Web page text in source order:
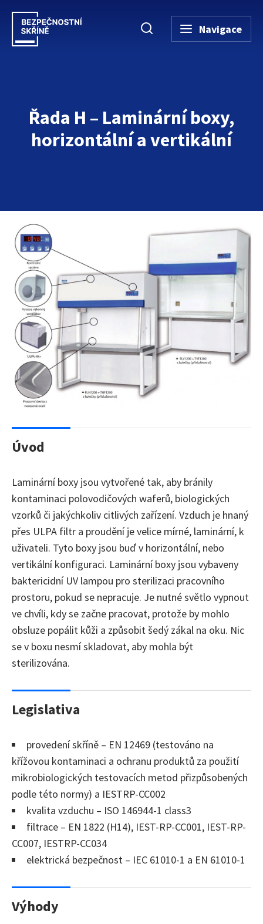
Navigace
Řada H – Laminární boxy,
horizontální a vertikální
Úvodní stránka
Úvod
Laminární boxy jsou vytvořené tak, aby bránily
kontaminaci polovodičových waferů, biologických
vzorků či jakýchkoliv citlivých zařízení. Vzduch je hnaný
přes ULPA filtr a proudění je velice mírné, laminární, k
uživateli. Tyto boxy jsou buď v horizontální, nebo
vertikální konfiguraci. Laminární boxy jsou vybaveny
baktericidní UV lampou pro sterilizaci pracovního
prostoru, pokud se nepracuje. Je nutné světlo vypnout
ve chvíli, kdy se začne pracovat, protože by mohlo
obsluze popálit kůži a způsobit šedý zákal na oku. Nic
se v boxu nesmí skladovat, aby mohla být
sterilizována.
Legislativa
provedení skříně – EN 12469 (testováno na
křížovou kontaminaci a ochranu produktů za použití
mikrobiologických testovacích metod přizpůsobených
podle této normy) a IESTRP-CC002
kvalita vzduchu – ISO 146944-1 class3
filtrace – EN 1822 (H14), IEST-RP-CC001, IEST-RP-
CC007, IESTRP-CC034
elektrická bezpečnost – IEC 61010-1 a EN 61010-1
Výhody